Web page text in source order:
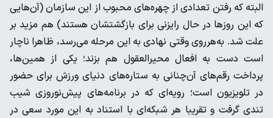
البته که رفتن تعدادی از چهره‌های محبوب از این سازمان (آن‌هایی
که این روز‌ها در حال رایزنی برای بازگشتشان هستند) هم مزید بر
علت شد. به‌هر‌روی وقتی نهادی به این مرحله می‌رسد، ظاهرا ناچار
است دست به افعال محیر‌العقول هم بزند؛ یکی از همین‌ها،
پرداخت رقم‌های آن‌چنانی به ستاره‌های دنیای ورزش برای حضور
در تلویزیون است؛ رویه‌ای که در برنامه‌های پیش‌نوروزی شیب
تندی گرفت و تقریبا هر شبکه‌ای با استناد به این مورد سعی در